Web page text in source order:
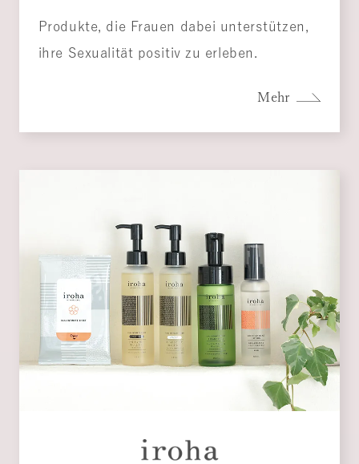
Produkte, die Frauen dabei unterstützen,
ihre Sexualität positiv zu erleben.
Mehr